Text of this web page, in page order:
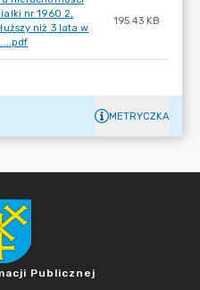
nr 1960 2,
niż 3 lata w
195.43 KB
METRYCZKA
Publicznej